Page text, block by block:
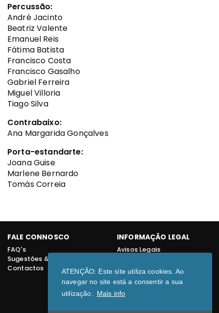
ATENÇÃO: Este site utiliza cookies. Ao
navegar no site está a consentir a sua
utilização.
Mais info
Percussão:
André Jacinto
Beatriz Valente
Emanuel Reis
Fátima Batista
Francisco Costa
Francisco Gasalho
Gabriel Ferreira
Miguel Villoria
Tiago Silva
Contrabaixo:
Ana Margarida Gonçalves
Porta-estandarte:
Joana Guise
Marlene Bernardo
Tomás Correia
FALE CONNOSCO
FAQ's
Sugestões & Dúvidas
Contactos
INFORMAÇÃO LEGAL
Avisos Legais
REDES SOCIAIS